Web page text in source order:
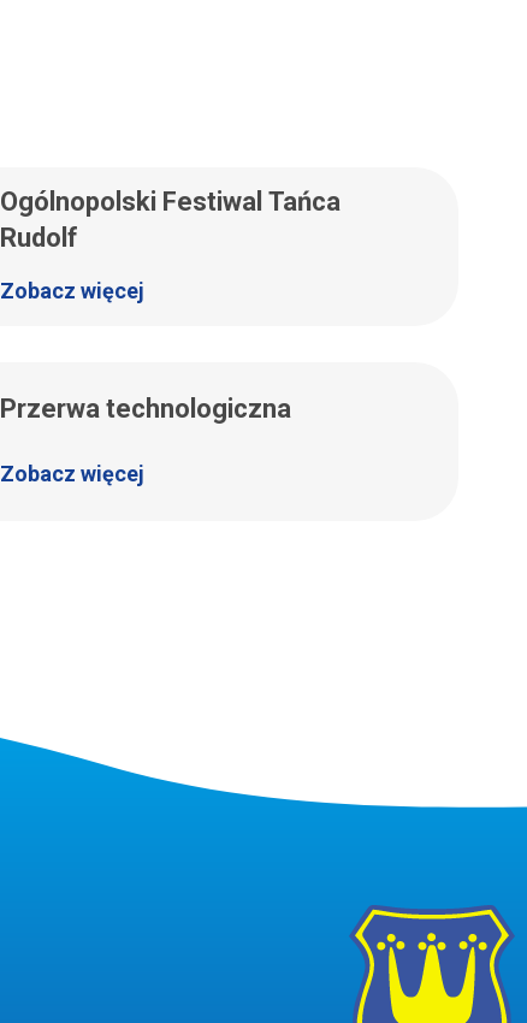
Ogólnopolski Festiwal Tańca
Rudolf
Zobacz więcej
Przerwa technologiczna
Zobacz więcej